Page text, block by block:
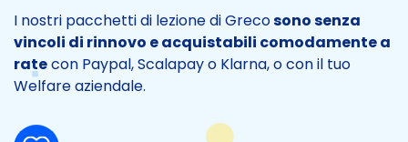
I nostri pacchetti di lezione di Grecosono senza
vincoli di rinnovo e acquistabili comodamente a
ratecon Paypal, Scalapay o Klarna, o con il tuo
Welfare aziendale.